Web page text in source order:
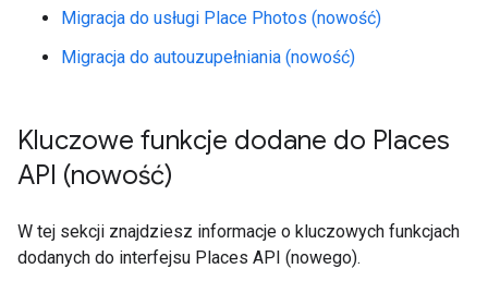
Migracja do usługi Place Photos (nowość)
Migracja do autouzupełniania (nowość)
Kluczowe funkcje dodane do Places
API (nowość)
W tej sekcji znajdziesz informacje o kluczowych funkcjach
dodanych do interfejsu Places API (nowego).